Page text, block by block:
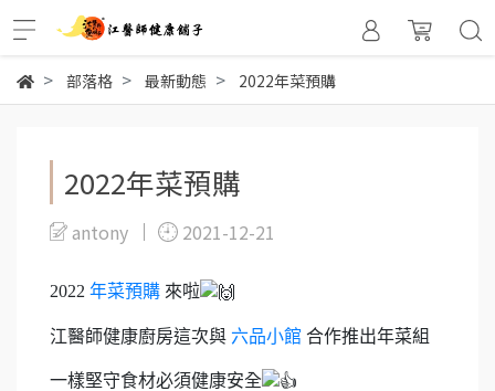
部落格 最新動態 2022年菜預購
2022年菜預購
antony 2021-12-21
2022 年菜預購 來啦
江醫師健康廚房這次與 六品小館 合作推出年菜組
一樣堅守食材必須健康安全